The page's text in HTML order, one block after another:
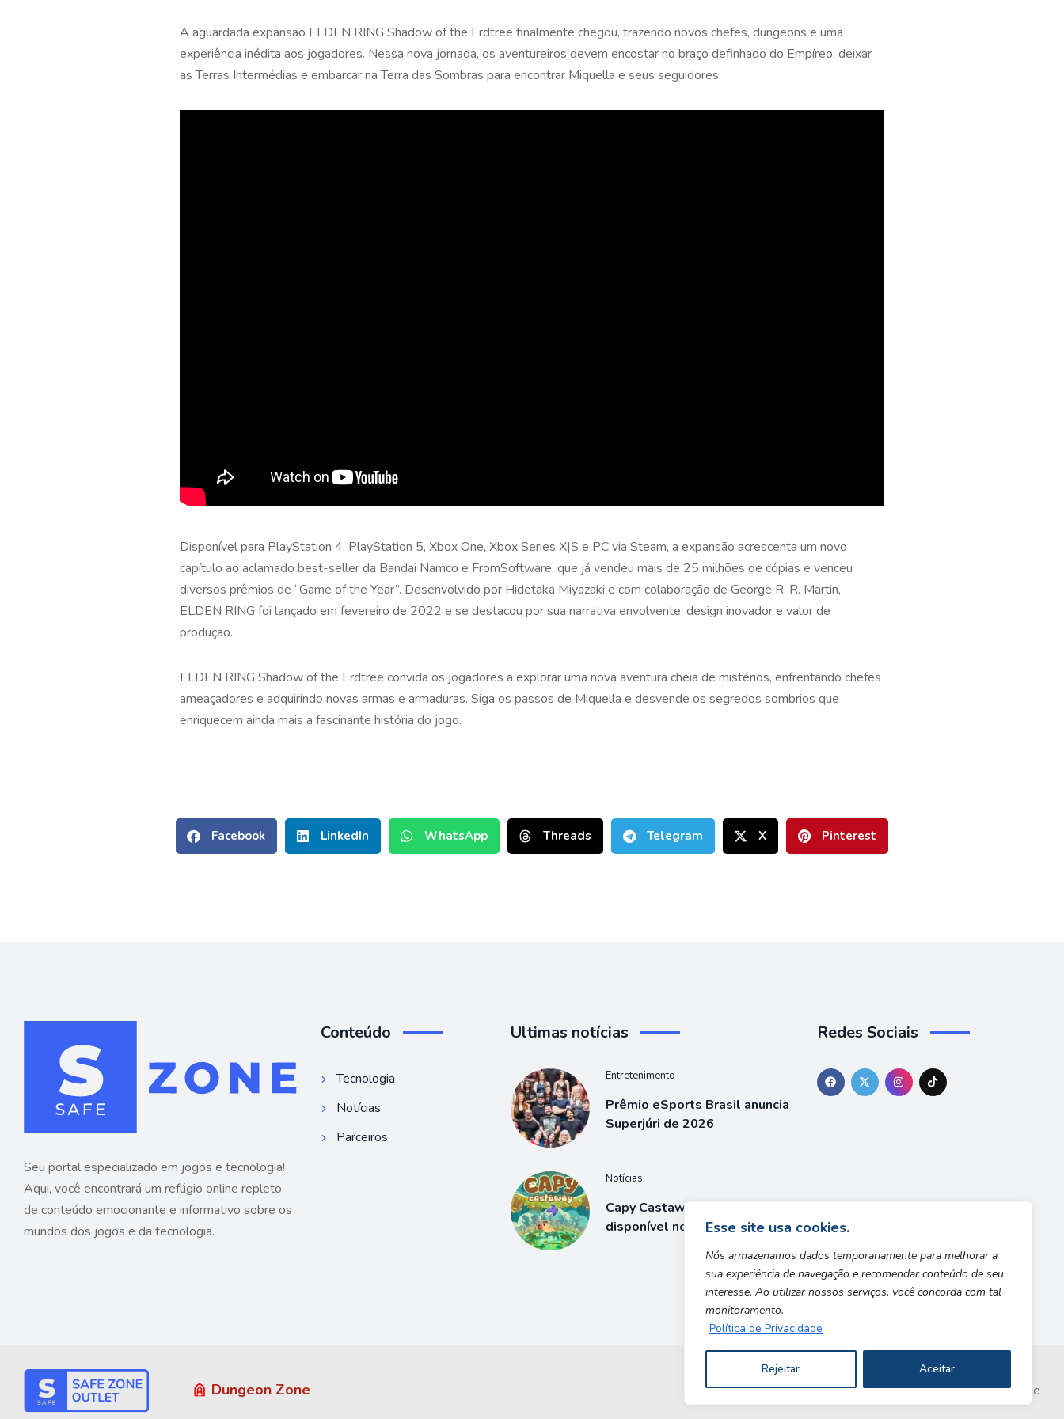
Esse site usa cookies.
Nós armazenamos dados temporariamente para melhorar a
sua experiência de navegação e recomendar conteúdo de seu
interesse. Ao utilizar nossos serviços, você concorda com tal
monitoramento.
Política de Privacidade
Rejeitar Aceitar
A aguardada expansão ELDEN RING Shadow of the Erdtree finalmente chegou, trazendo novos chefes, dungeons e uma
experiência inédita aos jogadores. Nessa nova jornada, os aventureiros devem encostar no braço definhado do Empíreo, deixar
as Terras Intermédias e embarcar na Terra das Sombras para encontrar Miquella e seus seguidores.
Disponível para PlayStation 4, PlayStation 5, Xbox One, Xbox Series X|S e PC via Steam, a expansão acrescenta um novo
capítulo ao aclamado best-seller da Bandai Namco e FromSoftware, que já vendeu mais de 25 milhões de cópias e venceu
diversos prêmios de “Game of the Year”. Desenvolvido por Hidetaka Miyazaki e com colaboração de George R. R. Martin,
ELDEN RING foi lançado em fevereiro de 2022 e se destacou por sua narrativa envolvente, design inovador e valor de
produção.
ELDEN RING Shadow of the Erdtree convida os jogadores a explorar uma nova aventura cheia de mistérios, enfrentando chefes
ameaçadores e adquirindo novas armas e armaduras. Siga os passos de Miquella e desvende os segredos sombrios que
enriquecem ainda mais a fascinante história do jogo.
Facebook LinkedIn WhatsApp Threads Telegram X Pinterest
Seu portal especializado em jogos e tecnologia!
Aqui, você encontrará um refúgio online repleto
de conteúdo emocionante e informativo sobre os
mundos dos jogos e da tecnologia.
Conteúdo
Tecnologia
Notícias
Parceiros
Ultimas notícias
Entretenimento
Prêmio eSports Brasil anuncia
Superjúri de 2026
Notícias
Capy Castaway já está
disponível no Steam
Redes Sociais
Dungeon Zone Copyright © 2026 | Desenvolvido por Safe Zone